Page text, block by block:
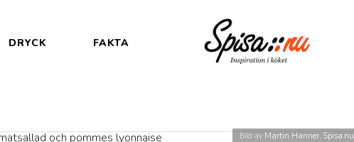
DRYCK FAKTA
Bild av Martin Hanner, Spisa.nu